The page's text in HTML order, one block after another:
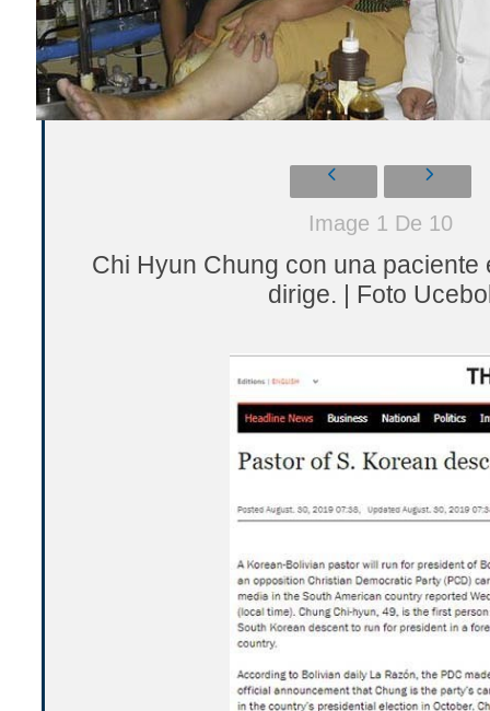
Image 1 De 10
Chi Hyun Chung con una paciente
dirige. | Foto